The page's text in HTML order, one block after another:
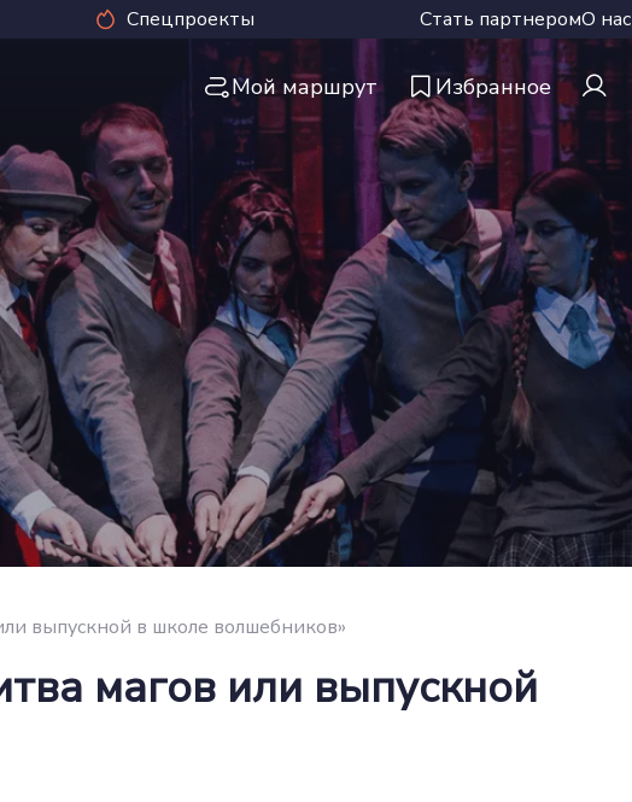
Спецпроекты Стать партнеромО нас
Мой маршрут Избранное
выпускной в школе волшебников»
магов или выпускной